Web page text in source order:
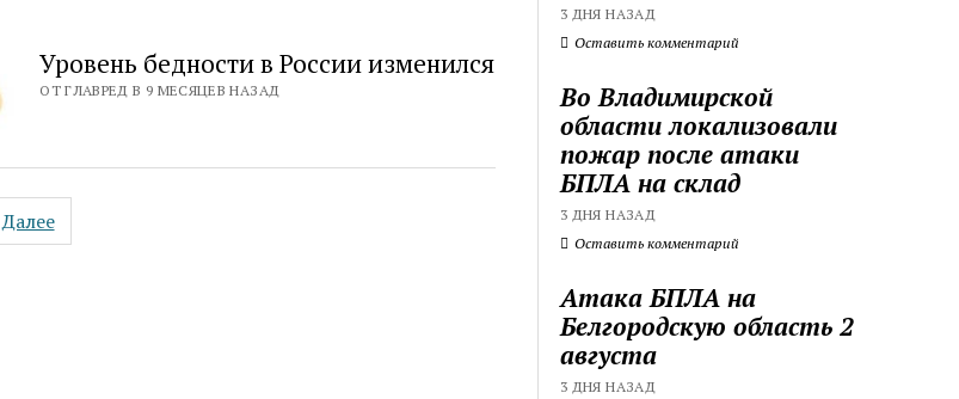
Уровень бедности в России изменился
ОТ ГЛАВРЕД В 9 МЕСЯЦЕВ НАЗАД
Далее
3 ДНЯ НАЗАД
Оставить комментарий
Во Владимирской
области локализовали
пожар после атаки
БПЛА на склад
3 ДНЯ НАЗАД
Оставить комментарий
Атака БПЛА на
Белгородскую область 2
августа
3 ДНЯ НАЗАД